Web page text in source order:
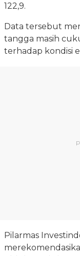
122,9.
Data tersebut
tangga masih
terhadap kondisi
Pilarmas